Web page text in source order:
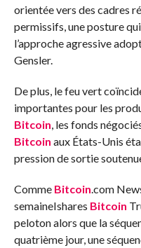
orientée vers des cadres
permissifs, une posture
l’approche agressive
Gensler.
De plus, le feu vert
importantes pour les
Bitcoin, les fonds
Bitcoin aux États-Unis
pression de sortie
Comme Bitcoin.com
semaineIshares Bitcoin
peloton alors que la
quatrième jour, une